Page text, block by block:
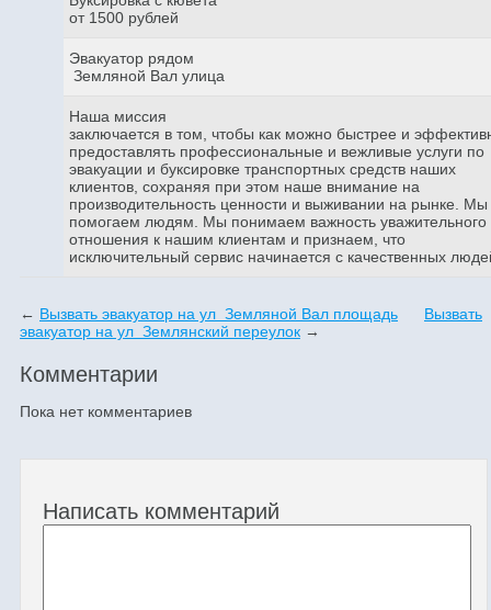
от 1500 рублей
Эвакуатор рядом
Земляной Вал улица
Наша миссия
заключается в том, чтобы как можно быстрее и
предоставлять профессиональные и вежливые услуги по
эвакуации и буксировке транспортных средств наших
клиентов, сохраняя при этом наше внимание на
производительность ценности и выживании на рынке. Мы
помогаем людям. Мы понимаем важность уважительного
отношения к нашим клиентам и признаем, что
исключительный сервис начинается с качественных
← Вызвать эвакуатор на ул Земляной Вал площадь
Вызвать
эвакуатор на ул Землянский переулок →
Комментарии
Пока нет комментариев
Написать комментарий